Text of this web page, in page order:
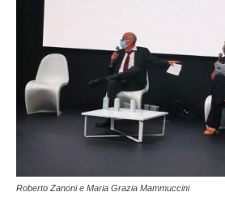
Roberto Zanoni e Maria Grazia Mammuccini